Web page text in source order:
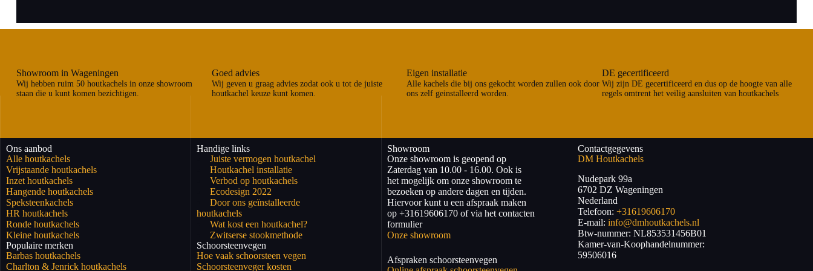
Showroom in Wageningen
Wij hebben ruim 50 houtkachels in onze showroom
staan die u kunt komen bezichtigen.
Goed advies
Wij geven u graag advies zodat ook u tot de juiste
houtkachel keuze kunt komen.
Eigen installatie
Alle kachels die bij ons gekocht worden zullen ook door
ons zelf geinstalleerd worden.
DE gecertificeerd
Wij zijn DE gecertificeerd en dus op de hoogte van alle
regels omtrent het veilig aansluiten van houtkachels
Ons aanbod
Alle houtkachels
Vrijstaande houtkachels
Inzet houtkachels
Hangende houtkachels
Speksteenkachels
HR houtkachels
Ronde houtkachels
Kleine houtkachels
Populaire merken
Barbas houtkachels
Charlton & Jenrick houtkachels
Handige links
Juiste vermogen houtkachel
Houtkachel installatie
Verbod op houtkachels
Ecodesign 2022
Door ons geïnstalleerde
houtkachels
Wat kost een houtkachel?
Zwitserse stookmethode
Schoorsteenvegen
Hoe vaak schoorsteen vegen
Schoorsteenveger kosten
Showroom
Onze showroom is geopend op
Zaterdag van 10.00 - 16.00. Ook is
het mogelijk om onze showroom te
bezoeken op andere dagen en tijden.
Hiervoor kunt u een afspraak maken
op +31619606170 of via het contacten
formulier
Onze showroom
Afspraken schoorsteenvegen
Contactgegevens
DM Houtkachels
Nudepark 99a
6702 DZ Wageningen
Nederland
Telefoon: +31619606170
E-mail: info@dmhoutkachels.nl
Btw-nummer: NL853531456B01
Kamer-van-Koophandelnummer:
59506016